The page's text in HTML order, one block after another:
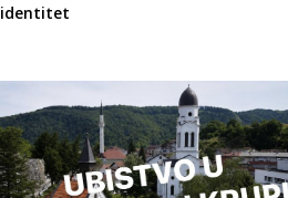
identitet